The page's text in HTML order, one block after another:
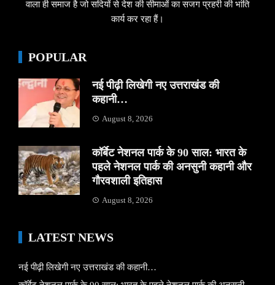
वाला ही समाज है जो सदियों से देश की सीमाओं का सजग प्रहरी की भांति
कार्य कर रहा हैं।
POPULAR
नई पीढ़ी लिखेगी नए उत्तराखंड की
कहानी…
August 8, 2026
कॉर्बेट नेशनल पार्क के 90 साल: भारत के
पहले नेशनल पार्क की अनसुनी कहानी और
गौरवशाली इतिहास
August 8, 2026
LATEST NEWS
नई पीढ़ी लिखेगी नए उत्तराखंड की कहानी…